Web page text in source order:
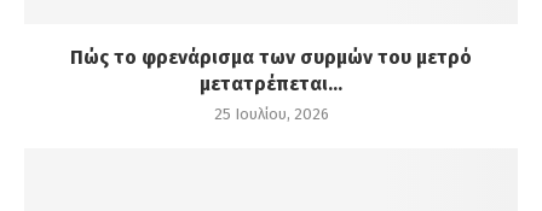
Πώς το φρενάρισμα των συρμών του μετρό
μετατρέπεται...
25 Ιουλίου, 2026